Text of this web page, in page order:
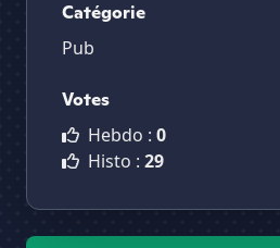
Catégorie
Pub
Votes
Hebdo : 0
Histo : 29